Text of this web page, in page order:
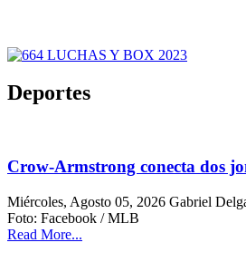
Deportes
Crow-Armstrong conecta dos
Miércoles, Agosto 05, 2026 Gabriel
Foto: Facebook / MLB
Read More...